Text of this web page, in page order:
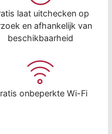
laat uitchecken op
en afhankelijk van
beschikbaarheid
onbeperkte Wi-Fi